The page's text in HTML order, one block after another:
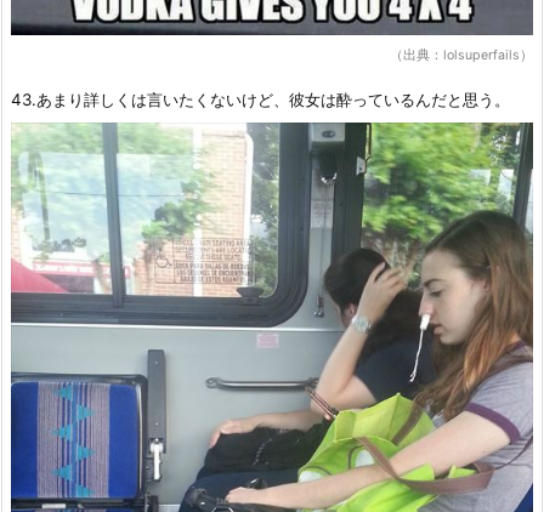
（出典：lolsuperfails）
43.あまり詳しくは言いたくないけど、彼女は酔っているんだと思う。